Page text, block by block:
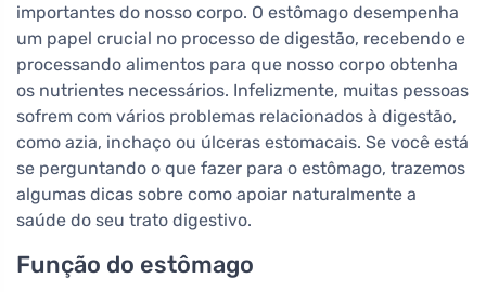
importantes do nosso corpo. O estômago desempenha
um papel crucial no processo de digestão, recebendo e
processando alimentos para que nosso corpo obtenha
os nutrientes necessários. Infelizmente, muitas pessoas
sofrem com vários problemas relacionados à digestão,
como azia, inchaço ou úlceras estomacais. Se você está
se perguntando o que fazer para o estômago, trazemos
algumas dicas sobre como apoiar naturalmente a
saúde do seu trato digestivo.
Função do estômago